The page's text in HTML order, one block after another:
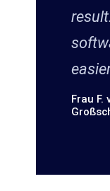
Frau